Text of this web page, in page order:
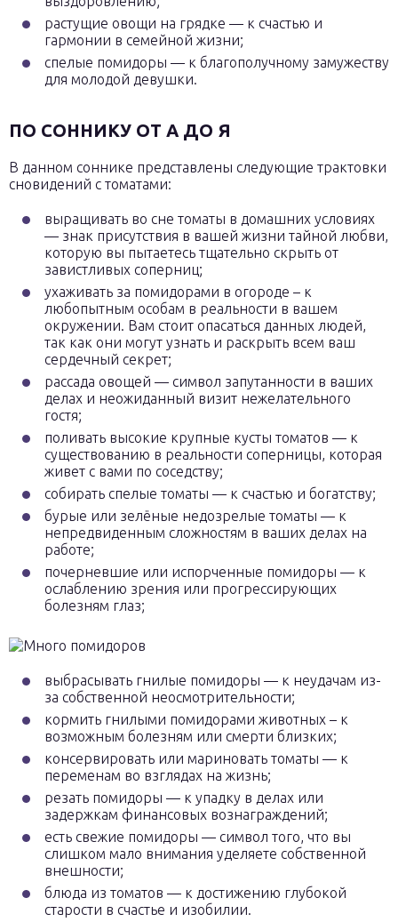
растущие овощи на грядке — к счастью и
гармонии в семейной жизни;
спелые помидоры — к благополучному замужеству
для молодой девушки.
ПО СОННИКУ ОТ А ДО Я
В данном соннике представлены следующие трактовки
сновидений с томатами:
выращивать во сне томаты в домашних условиях
— знак присутствия в вашей жизни тайной любви,
которую вы пытаетесь тщательно скрыть от
завистливых соперниц;
ухаживать за помидорами в огороде – к
любопытным особам в реальности в вашем
окружении. Вам стоит опасаться данных людей,
так как они могут узнать и раскрыть всем ваш
сердечный секрет;
рассада овощей — символ запутанности в ваших
делах и неожиданный визит нежелательного
гостя;
поливать высокие крупные кусты томатов — к
существованию в реальности соперницы, которая
живет с вами по соседству;
собирать спелые томаты — к счастью и богатству;
бурые или зелёные недозрелые томаты — к
непредвиденным сложностям в ваших делах на
работе;
почерневшие или испорченные помидоры — к
ослаблению зрения или прогрессирующих
болезням глаз;
выбрасывать гнилые помидоры — к неудачам из-
за собственной неосмотрительности;
кормить гнилыми помидорами животных – к
возможным болезням или смерти близких;
консервировать или мариновать томаты — к
переменам во взглядах на жизнь;
резать помидоры — к упадку в делах или
задержкам финансовых вознаграждений;
есть свежие помидоры — символ того, что вы
слишком мало внимания уделяете собственной
внешности;
блюда из томатов — к достижению глубокой
старости в счастье и изобилии.